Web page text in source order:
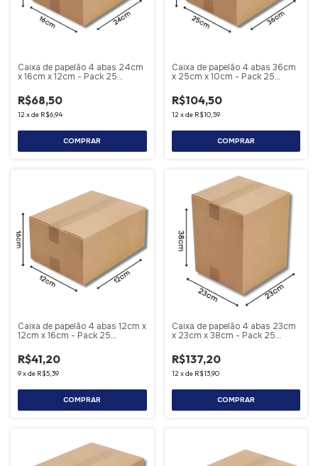
Caixa de papelão 4 abas 24cm
x 16cm x 12cm - Pack 25
R$68,50
12 xde R$6,94
COMPRAR
Caixa de papelão 4 abas 36cm
x 25cm x 10cm - Pack 25
R$104,50
12 xde R$10,59
COMPRAR
Caixa de papelão 4 abas 12cm x
12cm x 16cm - Pack 25
R$41,20
9xde R$5,39
COMPRAR
Caixa de papelão 4 abas 23cm
x 23cm x 38cm - Pack 25
R$137,20
12 xde R$13,90
COMPRAR